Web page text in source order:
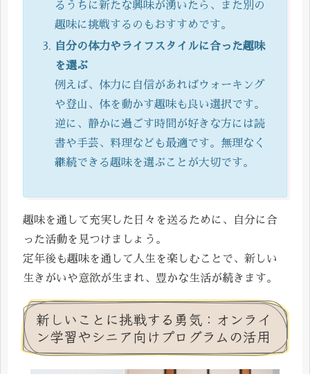
るうちに新たな興味が湧いたら、また別の
趣味に挑戦するのもおすすめです。
自分の体力やライフスタイルに合った趣味
を選ぶ
例えば、体力に自信があればウォーキング
や登山、体を動かす趣味も良い選択です。
逆に、静かに過ごす時間が好きな方には読
書や手芸、料理なども最適です。無理なく
継続できる趣味を選ぶことが大切です。
趣味を通して充実した日々を送るために、自分に合
った活動を見つけましょう。
定年後も趣味を通して人生を楽しむことで、新しい
生きがいや意欲が生まれ、豊かな生活が続きます。
新しいことに挑戦する勇気：オンライ
ン学習やシニア向けプログラムの活用